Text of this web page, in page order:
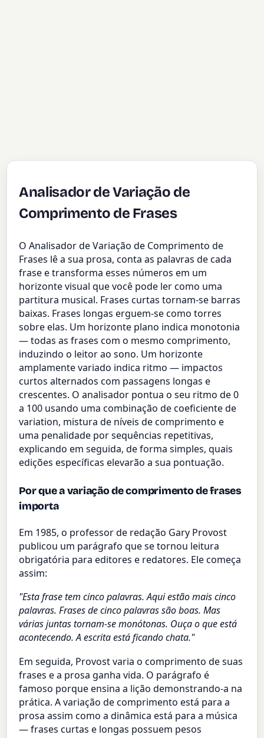
Analisador de Variação de
Comprimento de Frases
O Analisador de Variação de Comprimento de
Frases lê a sua prosa, conta as palavras de cada
frase e transforma esses números em um
horizonte visual que você pode ler como uma
partitura musical. Frases curtas tornam-se barras
baixas. Frases longas erguem-se como torres
sobre elas. Um horizonte plano indica monotonia
— todas as frases com o mesmo comprimento,
induzindo o leitor ao sono. Um horizonte
amplamente variado indica ritmo — impactos
curtos alternados com passagens longas e
crescentes. O analisador pontua o seu ritmo de 0
a 100 usando uma combinação de coeficiente de
variation, mistura de níveis de comprimento e
uma penalidade por sequências repetitivas,
explicando em seguida, de forma simples, quais
edições específicas elevarão a sua pontuação.
Por que a variação de comprimento de frases
importa
Em 1985, o professor de redação Gary Provost
publicou um parágrafo que se tornou leitura
obrigatória para editores e redatores. Ele começa
assim:
"Esta frase tem cinco palavras. Aqui estão mais cinco
palavras. Frases de cinco palavras são boas. Mas
várias juntas tornam-se monótonas. Ouça o que está
acontecendo. A escrita está ficando chata."
Em seguida, Provost varia o comprimento de suas
frases e a prosa ganha vida. O parágrafo é
famoso porque ensina a lição demonstrando-a na
prática. A variação de comprimento está para a
prosa assim como a dinâmica está para a música
— frases curtas e longas possuem pesos